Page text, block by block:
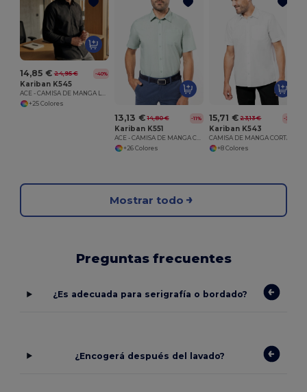
14,85 € 24,95 € -40%
Kariban K545
ACE - CAMISA DE MANGA LARGA
+25 Colores
13,13 € 14,80 € -11%
Kariban K551
ACE - CAMISA DE MANGA CORTA
+26 Colores
15,71 € 23,13 € -32%
Kariban K543
CAMISA DE MANGA CORTA
+8 Colores
Mostrar todo
Preguntas frecuentes
¿Es adecuada para serigrafía o bordado?
¿Encogerá después del lavado?